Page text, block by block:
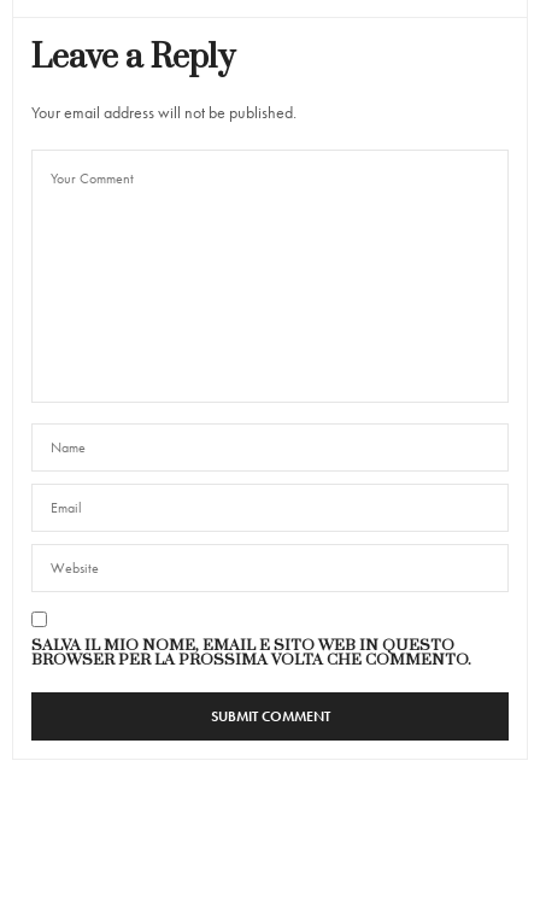
Leave a Reply
Your email address will not be published.
SALVA IL MIO NOME, EMAIL E SITO WEB IN QUESTO
BROWSER PER LA PROSSIMA VOLTA CHE COMMENTO.